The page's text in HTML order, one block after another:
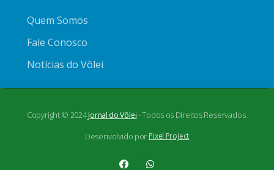
Quem Somos
Fale Conosco
Notícias do Vôlei
Copyright © 2024Jornal do Vôlei- Todos os Direitos Reservados.
Desenvolvido por Pixel Project